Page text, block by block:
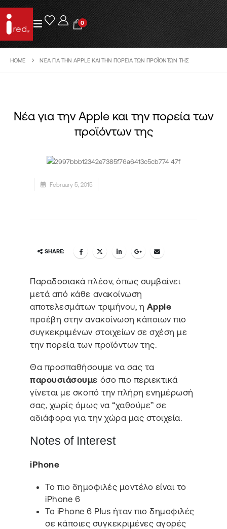
0
HOME ΝΈΑ ΓΙΑ ΤΗΝ APPLE ΚΑΙ ΤΗΝ ΠΟΡΕΊΑ ΤΩΝ ΠΡΟΪΌΝΤΩΝ ΤΗΣ
Νέα για την Apple και την πορεία των
προϊόντων της
February 5, 2015
SHARE:
Παραδοσιακά πλέον, όπως συμβαίνει
μετά από κάθε ανακοίνωση
αποτελεσμάτων τριμήνου, η Apple
προέβη στην ανακοίνωση κάποιων πιο
συγκεκριμένων στοιχείων σε σχέση με
την πορεία των προϊόντων της.
Θα προσπαθήσουμε να σας τα
παρουσιάσουμε όσο πιο περιεκτικά
γίνεται με σκοπό την πλήρη ενημέρωσή
σας, χωρίς όμως να “χαθούμε” σε
αδιάφορα για την χώρα μας στοιχεία.
Notes of Interest
iPhone
Το πιο δημοφιλές μοντέλο είναι το
iPhone 6
To iPhone 6 Plus ήταν πιο δημοφιλές
σε κάποιες συγκεκριμένες αγορές